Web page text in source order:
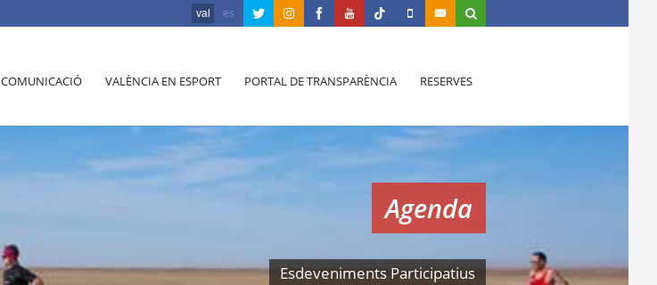
val es
COMUNICACIÓ VALÈNCIA EN ESPORT PORTAL DE TRANSPARÈNCIA RESERVES
Agenda
Esdeveniments Participatius